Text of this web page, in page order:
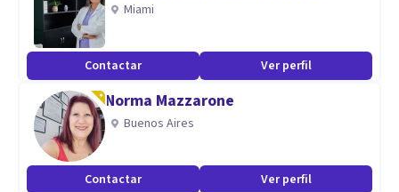
Miami
Contactar Ver perfil
Norma Mazzarone
Buenos Aires
Contactar Ver perfil